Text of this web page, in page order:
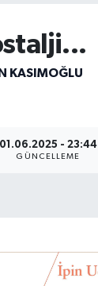
KASIMOĞLU
01.06.2025 - 23:44
GÜNCELLEME